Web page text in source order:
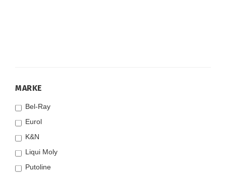
MARKE
MARKE
Bel-Ray
Eurol
K&N
Liqui Moly
Putoline